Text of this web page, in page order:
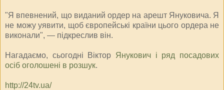
"Я впевнений, що виданий ордер на арешт Януковича. Я
не можу уявити, щоб європейські країни цього ордера не
виконали", — підкреслив він.
Нагадаємо, сьогодні Віктор Янукович і ряд посадових
осіб оголошені в розшук.
http://24tv.ua/